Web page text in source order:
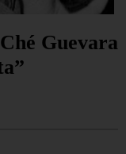
Guevara